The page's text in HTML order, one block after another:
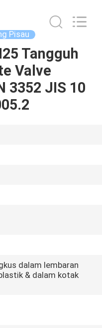
Pisau
Tangguh
Valve
3352 JIS 10
dalam lembaran
& dalam kotak